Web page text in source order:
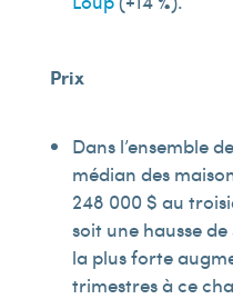
Prix
Dans l’ensemble
médian des
248 000 $ au
soit une hausse de
la plus forte
trimestres à ce